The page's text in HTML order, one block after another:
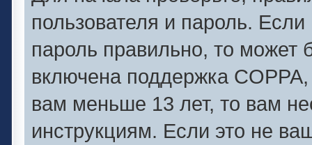
пользователя и пароль.
пароль правильно, то может
включена поддержка
вам меньше 13 лет, то вам
инструкциям. Если это не